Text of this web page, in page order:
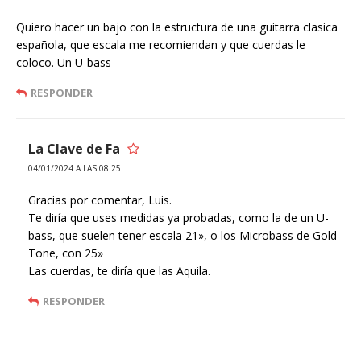
Quiero hacer un bajo con la estructura de una guitarra clasica
española, que escala me recomiendan y que cuerdas le
coloco. Un U-bass
RESPONDER
La Clave de Fa
04/01/2024 A LAS 08:25
Gracias por comentar, Luis.
Te diría que uses medidas ya probadas, como la de un U-
bass, que suelen tener escala 21», o los Microbass de Gold
Tone, con 25»
Las cuerdas, te diría que las Aquila.
RESPONDER